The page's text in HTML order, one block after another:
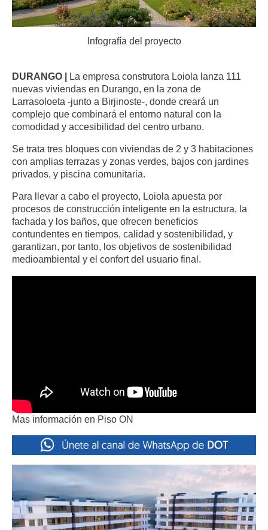
Infografía del proyecto
DURANGO | La empresa construtora Loiola lanza 111
nuevas viviendas en Durango, en la zona de
Larrasoloeta -junto a Birjinoste-, donde creará un
complejo que combinará el entorno natural con la
comodidad y accesibilidad del centro urbano.
Se trata tres bloques con viviendas de 2 y 3 habitaciones
con amplias terrazas y zonas verdes, bajos con jardines
privados, y piscina comunitaria.
Para llevar a cabo el proyecto, Loiola apuesta por
procesos de construcción inteligente en la estructura, la
fachada y los baños, que ofrecen beneficios
contundentes en tiempos, calidad y sostenibilidad, y
garantizan, por tanto, los objetivos de sostenibilidad
medioambiental y el confort del usuario final.
Mas información en Piso ON